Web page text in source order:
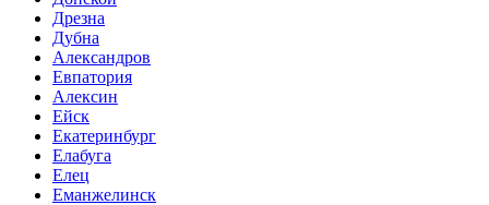
Дрезна
Дубна
Александров
Евпатория
Алексин
Ейск
Екатеринбург
Елабуга
Елец
Еманжелинск